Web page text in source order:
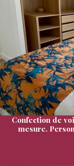
Confection de
mesure.